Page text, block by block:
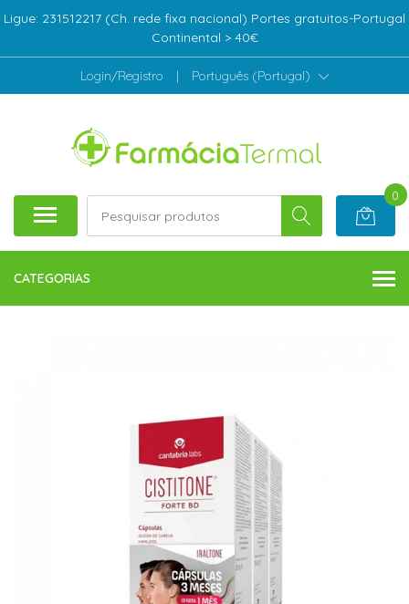
Ligue: 231512217 (Ch. rede fixa nacional) Portes gratuitos-Portugal
Continental > 40€
Login/Registro | Português (Portugal)
0
CATEGORIAS